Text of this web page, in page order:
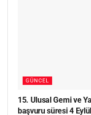
GÜNCEL
15. Ulusal Gemi ve
başvuru süresi 4